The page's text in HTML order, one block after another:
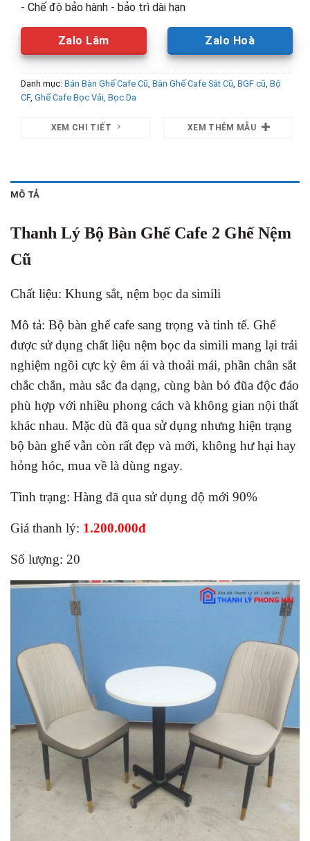
- Chế độ bảo hành - bảo trì dài hạn
Zalo Lâm Zalo Hoà
Danh mục: Bán Bàn Ghế Cafe Cũ, Bàn Ghế Cafe Sắt Cũ, BGF cũ, Bộ
CF, Ghế Cafe Bọc Vải, Bọc Da
XEM CHI TIẾT XEM THÊM MẪU
MÔ TẢ
Thanh Lý Bộ Bàn Ghế Cafe 2 Ghế Nệm
Cũ
Chất liệu: Khung sắt, nệm bọc da simili
Mô tả: Bộ bàn ghế cafe sang trọng và tinh tế. Ghế
được sử dụng chất liệu nệm bọc da simili mang lại trải
nghiệm ngồi cực kỳ êm ái và thoải mái, phần chân sắt
chắc chắn, màu sắc đa dạng, cùng bàn bó đũa độc đáo
phù hợp với nhiều phong cách và không gian nội thất
khác nhau. Mặc dù đã qua sử dụng nhưng hiện trạng
bộ bàn ghế vẫn còn rất đẹp và mới, không hư hại hay
hỏng hóc, mua về là dùng ngay.
Tình trạng: Hàng đã qua sử dụng độ mới 90%
Giá thanh lý: 1.200.000đ
Số lượng: 20